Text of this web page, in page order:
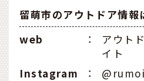
留萌市のアウトドア情報
web
：
アウト
イト
Instagram
：